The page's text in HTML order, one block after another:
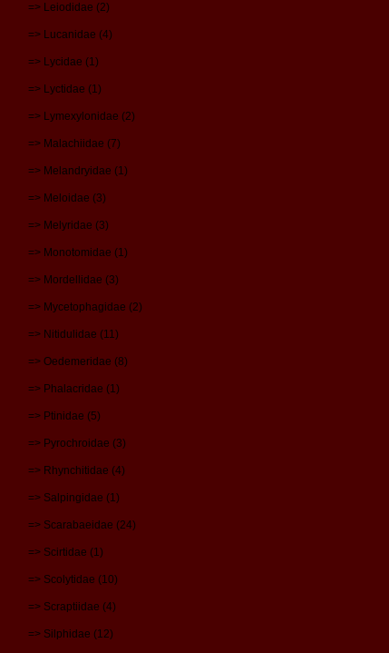
=> Leiodidae (2)
=> Lucanidae (4)
=> Lycidae (1)
=> Lyctidae (1)
=> Lymexylonidae (2)
=> Malachiidae (7)
=> Melandryidae (1)
=> Meloidae (3)
=> Melyridae (3)
=> Monotomidae (1)
=> Mordellidae (3)
=> Mycetophagidae (2)
=> Nitidulidae (11)
=> Oedemeridae (8)
=> Phalacridae (1)
=> Ptinidae (5)
=> Pyrochroidae (3)
=> Rhynchitidae (4)
=> Salpingidae (1)
=> Scarabaeidae (24)
=> Scirtidae (1)
=> Scolytidae (10)
=> Scraptiidae (4)
=> Silphidae (12)